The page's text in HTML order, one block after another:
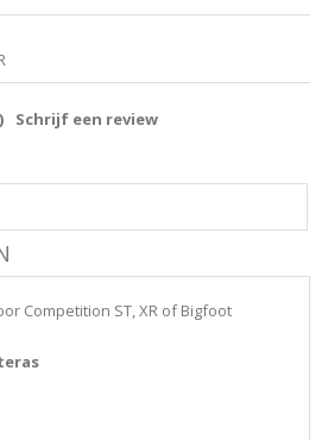
) Schrijf een review
Competition ST, XR of Bigfoot